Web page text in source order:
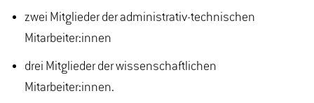
zwei Mitglieder der administrativ-technischen
Mitarbeiter:innen
drei Mitglieder der wissenschaftlichen
Mitarbeiter:innen.